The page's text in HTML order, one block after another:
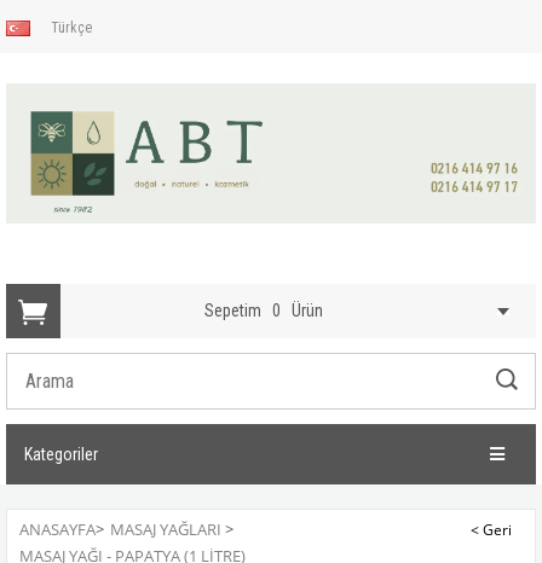
Türkçe
Sepetim 0 Ürün
Kategoriler
ANASAYFA> MASAJ YAĞLARI >
MASAJ YAĞI - PAPATYA (1 LITRE)